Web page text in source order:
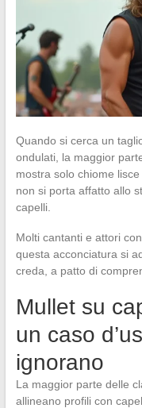
Quando si cerca un
ondulati, la maggior
mostra solo chiome
non si porta affatto allo
capelli.
Molti cantanti e attori
questa acconciatura si
creda, a patto di
Mullet su
un caso
ignorano
La maggior parte delle
allineano profili con